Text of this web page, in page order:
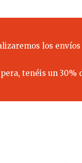
los
tenéis un 30%